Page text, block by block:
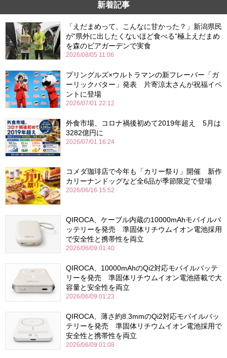
新着記事
「えだまめって、こんなに甘かった？」新潟県民
が“県外に出したくないほど食べる”極上えだまめ
を森のビアガーデンで実食
2026/08/05 11:06
プリングルズ×ウルトラマンの新フレーバー「ガ
ーリックバター」発表 片寄涼太さんが祝福イベ
ントに登場
2026/07/01 22:12
外食市場、コロナ禍後初めて2019年超え 5月は
3282億円に
2026/07/01 16:24
コメダ珈琲店で今年も「カリー祭り」開催 新作
カリーナンドッグなど全6品が季節限定で登場
2026/06/16 15:52
QIROCA、ケーブル内蔵の10000mAhモバイルバ
ッテリーを発売 準固体リチウムイオン電池採用
で安全性と携帯性を両立
2026/06/09 01:40
QIROCA、10000mAhのQi2対応モバイルバッテ
リーを発売 準固体リチウムイオン電池搭載で大
容量と安全性を両立
2026/06/09 01:23
QIROCA、薄さ約8.3mmのQi2対応モバイルバッ
テリーを発売 準固体リチウムイオン電池採用で
安全性と携帯性を両立
2026/06/09 01:08